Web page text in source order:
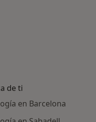
de ti
en Barcelona